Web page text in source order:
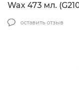
Wax 473 мл.
оставить отзыв